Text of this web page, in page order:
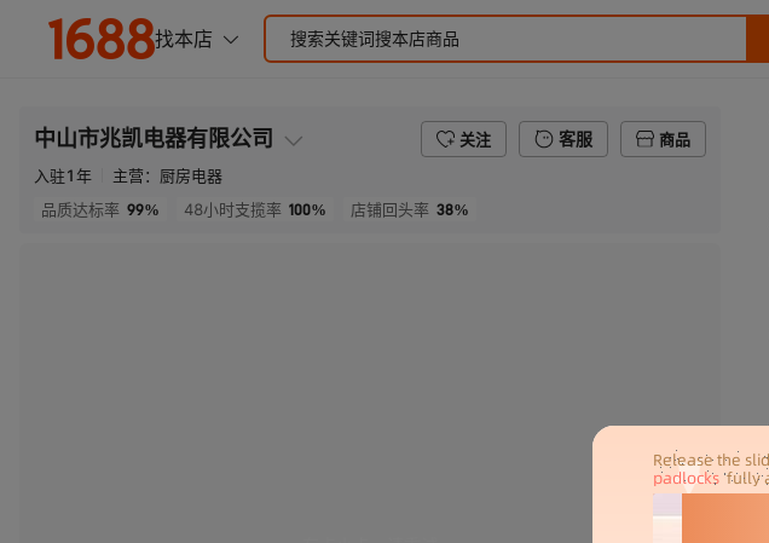
中山市兆凯电器有限公司 关注 客服
商品
入驻1年 主营： 厨房电器
品质达标率 99% 48小时支揽率 100% 店铺回头率 38%